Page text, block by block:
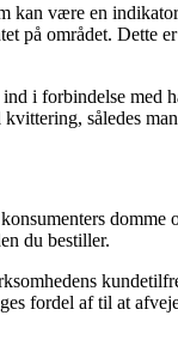
være en
på området. Dette
i forbindelse med
således
domme
du bestiller.
fordel af til at